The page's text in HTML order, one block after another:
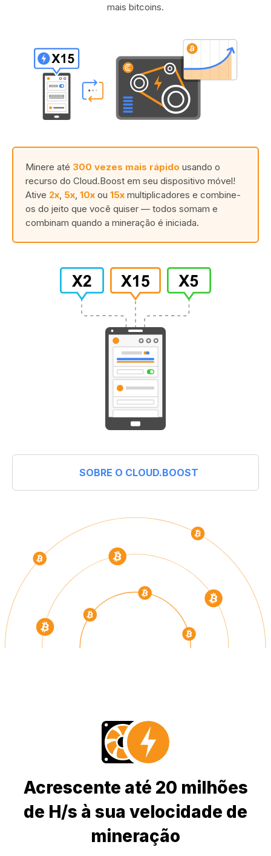
mais bitcoins.
Minere até 300 vezes mais rápido usando o
recurso do Cloud.Boost em seu dispositivo móvel!
Ative 2x 5x 10x ou 15x multiplicadores e combine-
os do jeito que você quiser — todos somam e
combinam quando a mineração é iniciada.
SOBRE O CLOUD.BOOST
Acrescente até 20 milhões
de H/s à sua velocidade de
mineração